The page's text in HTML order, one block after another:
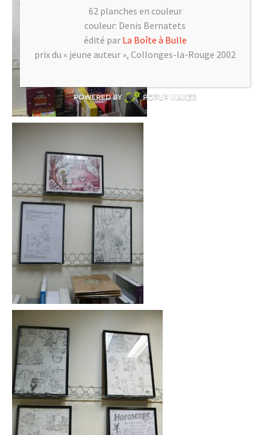
62 planches en couleur
couleur: Denis Bernatets
édité par La Boîte à Bulle
prix du « jeune auteur », Collonges-la-Rouge 2002